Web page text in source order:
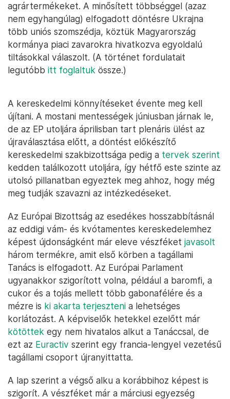
agrártermékeket. A minősített többséggel (azaz
nem egyhangúlag) elfogadott döntésre Ukrajna
több uniós szomszédja, köztük Magyarország
kormánya piaci zavarokra hivatkozva egyoldalú
tiltásokkal válaszolt. (A történet fordulatait
legutóbb itt foglaltuk össze.)
A kereskedelmi könnyítéseket évente meg kell
újítani. A mostani mentességek júniusban járnak le,
de az EP utoljára áprilisban tart plenáris ülést az
újraválasztása előtt, a döntést előkészítő
kereskedelmi szakbizottsága pedig a tervek szerint
kedden találkozott utoljára, így hétfő este szinte az
utolsó pillanatban egyeztek meg ahhoz, hogy még
meg tudják szavazni az intézkedéseket.
Az Európai Bizottság az esedékes hosszabbításnál
az eddigi vám- és kvótamentes kereskedelemhez
képest újdonságként már eleve vészféket javasolt
három termékre, amit első körben a tagállami
Tanács is elfogadott. Az Európai Parlament
ugyanakkor szigorított volna, például a baromfi, a
cukor és a tojás mellett több gabonafélére és a
mézre is ki akarta terjeszteni a lehetséges
korlátozást. A képviselők hetekkel ezelőtt már
kötöttek egy nem hivatalos alkut a Tanáccsal, de
ezt az Euractiv szerint egy francia-lengyel vezetésű
tagállami csoport újranyittatta.
A lap szerint a végső alku a korábbihoz képest is
szigorít. A vészféket már a márciusi egyezség